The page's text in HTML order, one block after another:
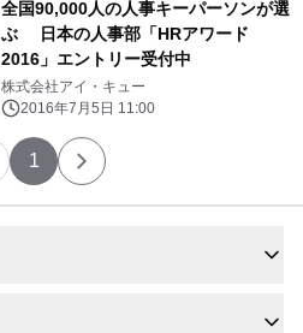
全国90,000人の人事キーパーソンが選
ぶ 日本の人事部「HRアワード
2016」エントリー受付中
株式会社アイ・キュー
2016年7月5日 11:00
1